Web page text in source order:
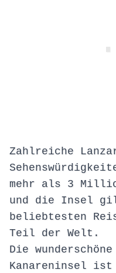
Zahlreiche
mehr als 3
und die Insel
beliebtesten
Teil der Welt.
Die
Kanareninsel